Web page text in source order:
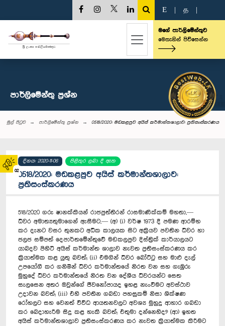
02
E த
මගේ පාර්ලිමේන්තුව
මෙතැනින් පිවිසෙන්න
පාර්ලි‌මේන්තු‌ ප්‍රශ්න
මුල් පිටුව පාර්ලි‌මේන්තු‌ ප්‍රශ්න 0518/2020: මඩකළපුව අයිස් කර්මාන්තශාලාව: ප්‍රතිසංස්කරණය
දිනය: 2020-11-06 පිළිතුර ලබා දී ඇත
0518/2020: මඩකළපුව අයිස් කර්මාන්තශාලාව:
ප්‍රතිසංස්කරණය
518/2020 ගරු ෂානක්කියන් රාජපුත්තිරන් රාසමාණික්කම් මහතා,—
ධීවර අමාත්‍යතුමාගෙන් ඇසීමට,— (අ) (i) වර්ෂ 1973 දී පමණ ආරම්භ
කර දැනට වසර තුනකට අධික කාලයක සිට අක්‍රියව පවතින ධීවර හා
ජලජ සම්පත් දෙපාර්තමේන්තුවේ මඩකලපුව දිස්ත්‍රික් කාර්යාලයට
යාබදව පිහිටි අයිස් කර්මාන්ත ශාලාව නැවත ප්‍රතිසංස්කරණය කර
ක්‍රියාත්මක කළ යුතු බවත්; (ii) එමගින් ධීවර බෝට්ටු සහ මාළු දැල්
උපයෝගී කර ගනිමින් ධීවර කර්මාන්තයේ නිරත වන සහ ගැඹුරු
මුහුදේ ධීවර කර්මාන්තයේ නිරත වන දේශීය ධීවරයන්ට සෙත
සැලසෙන අතර ඔවුන්ගේ ජීවනෝපායද ඉහළ නැංවීමට අවස්ථාව
උදාවන බවත්; (iii) එහි පවතින ගබඩා පහසුකම් නිසා ශික්ෂණ
රෝහලට සහ වෙනත් විවිධ ආයතනවලට අවශ්‍ය මුහුදු ආහාර ගබඩා
කර බෙදාහැරීම සිදු කළ හැකි බවත්; එතුමා දන්නෙහිද? (ආ) ඉහත
අයිස් කර්මාන්තශාලාව ප්‍රතිසංස්කරණය කර නැවත ක්‍රියාත්මක කිරීමට